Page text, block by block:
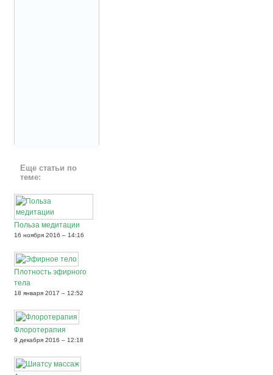
Еще статьи по
теме:
Польза медитации
16 ноября 2016 – 14:16
Плотность эфирного
тела
18 января 2017 – 12:52
Флоротерапия
9 декабря 2016 – 12:18